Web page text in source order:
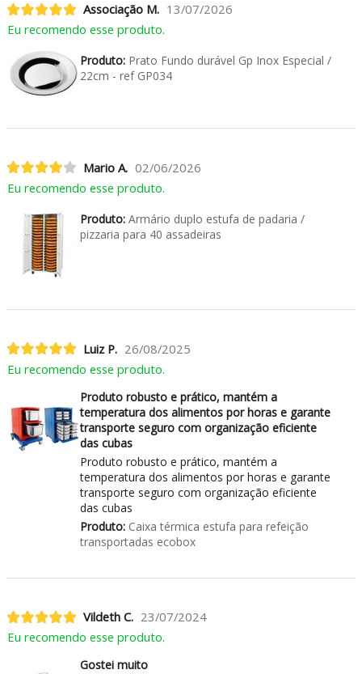
Associação M. 13/07/2026
Eu recomendo esse produto.
Produto:Prato Fundo durável Gp Inox Especial /
22cm - ref GP034
Mario A. 02/06/2026
Eu recomendo esse produto.
Produto:Armário duplo estufa de padaria /
pizzaria para 40 assadeiras
Luiz P. 26/08/2025
Eu recomendo esse produto.
Produto robusto e prático, mantém a
temperatura dos alimentos por horas e garante
transporte seguro com organização eficiente
das cubas
Produto robusto e prático, mantém a
temperatura dos alimentos por horas e garante
transporte seguro com organização eficiente
das cubas
Produto:Caixa térmica estufa para refeição
transportadas ecobox
Vildeth C. 23/07/2024
Eu recomendo esse produto.
Gostei muito